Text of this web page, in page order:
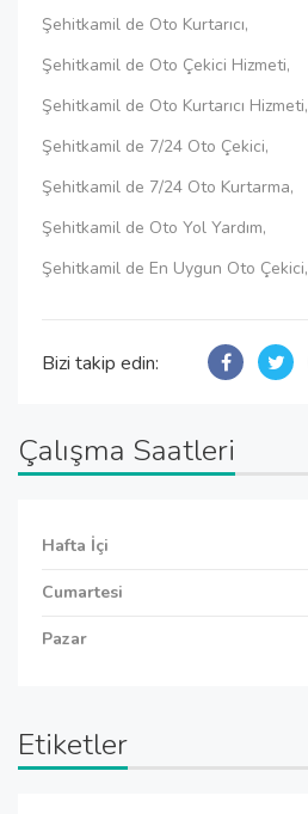
Şehitkamil de Oto Kurtarıcı,
Şehitkamil de Oto Çekici Hizmeti,
Şehitkamil de Oto Kurtarıcı Hizmeti,
Şehitkamil de 7/24 Oto Çekici,
Şehitkamil de 7/24 Oto Kurtarma,
Şehitkamil de Oto Yol Yardım,
Şehitkamil de En Uygun Oto Çekici,
Bizi takip edin:
Çalışma Saatleri
Hafta İçi
Cumartesi
Pazar
Etiketler